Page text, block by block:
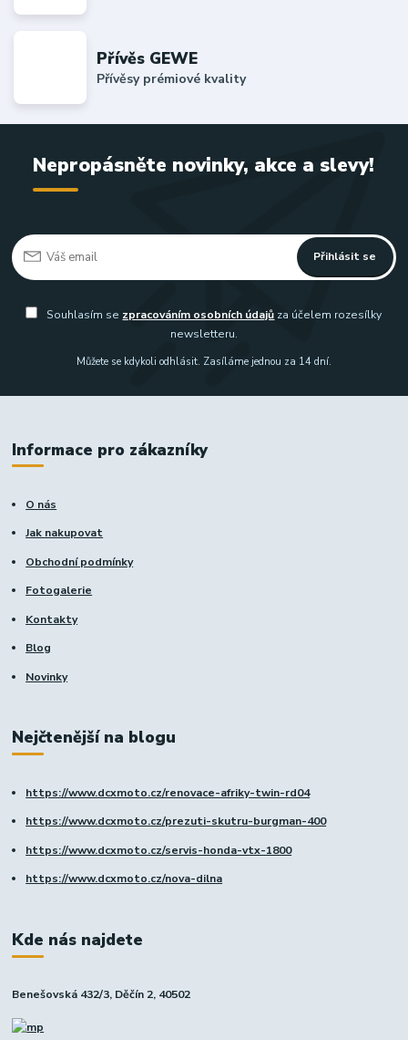
Přívěs GEWE
Přívěsy prémiové kvality
Nepropásněte novinky, akce a slevy!
Přihlásit se
Souhlasím se zpracováním osobních údajů za účelem rozesílky
newsletteru.
Můžete se kdykoli odhlásit. Zasíláme jednou za 14 dní.
Informace pro zákazníky
O nás
Jak nakupovat
Obchodní podmínky
Fotogalerie
Kontakty
Blog
Novinky
Nejčtenější na blogu
https://www.dcxmoto.cz/renovace-afriky-twin-rd04
https://www.dcxmoto.cz/prezuti-skutru-burgman-400
https://www.dcxmoto.cz/servis-honda-vtx-1800
https://www.dcxmoto.cz/nova-dilna
Kde nás najdete
Benešovská 432/3, Děčín 2, 40502